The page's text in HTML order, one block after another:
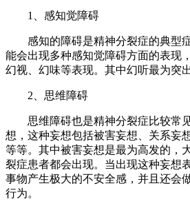
1、感知觉障碍
感知的障碍是精神分裂症的典型
能会出现多种感知觉障碍方面的表现
幻视、幻味等表现。其中幻听最为突
2、思维障碍
思维障碍也是精神分裂症比较常
想，这种妄想包括被害妄想、关系妄
等等。其中被害妄想是最为高发的，
裂症患者都会出现。当出现这种妄想
事物产生极大的不安全感，并且还会
行为。